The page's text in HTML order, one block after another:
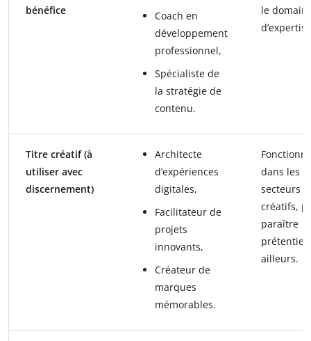
bénéfice
Coach en
développement
professionnel,
Spécialiste de
la stratégie de
contenu.
le
Titre créatif (à
utiliser avec
discernement)
Architecte
d’expériences
digitales,
Facilitateur de
projets
innovants,
Créateur de
marques
mémorables.
dans les
secteurs
créatifs,
paraître
ailleurs.